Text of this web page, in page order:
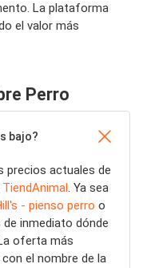
La plataforma
el valor más
Perro
bajo?
precios actuales de
TiendAnimal. Ya sea
- pienso perro o
de inmediato dónde
oferta más
el nombre de la